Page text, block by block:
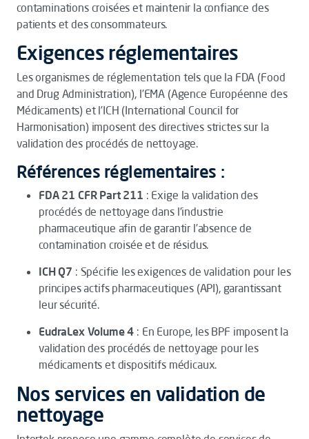
contaminations croisées et maintenir la confiance des
patients et des consommateurs.
Exigences réglementaires
Les organismes de réglementation tels que la FDA (Food
and Drug Administration), l’EMA (Agence Européenne des
Médicaments) et l’ICH (International Council for
Harmonisation) imposent des directives strictes sur la
validation des procédés de nettoyage.
Références réglementaires :
FDA 21 CFR Part 211 : Exige la validation des
procédés de nettoyage dans l'industrie
pharmaceutique afin de garantir l’absence de
contamination croisée et de résidus.
ICH Q7 : Spécifie les exigences de validation pour les
principes actifs pharmaceutiques (API), garantissant
leur sécurité.
EudraLex Volume 4 : En Europe, les BPF imposent la
validation des procédés de nettoyage pour les
médicaments et dispositifs médicaux.
Nos services en validation de
nettoyage